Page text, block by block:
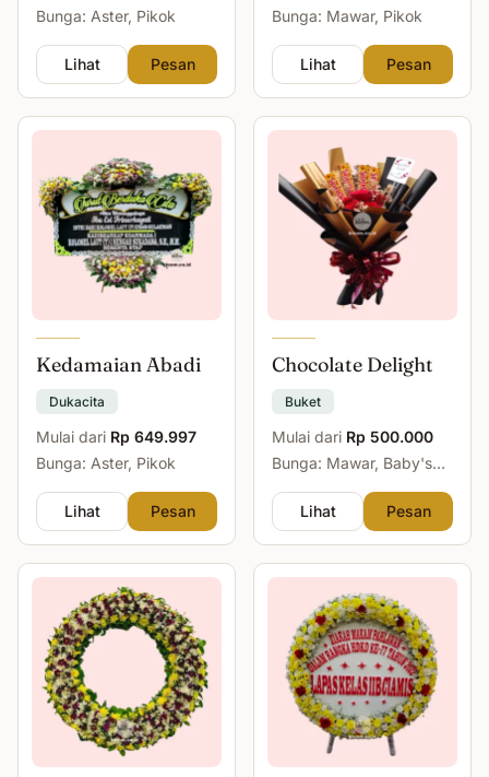
Bunga: Aster, Pikok
Lihat Pesan
Bunga: Mawar, Pikok
Lihat Pesan
Kedamaian Abadi
Dukacita
Mulai dari Rp 649.997
Bunga: Aster, Pikok
Lihat Pesan
Chocolate Delight
Buket
Mulai dari Rp 500.000
Bunga: Mawar, Baby's
Lihat
Pesan